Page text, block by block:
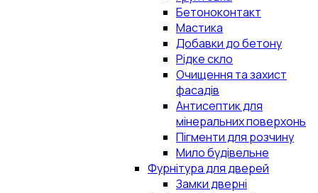
Бетоноконтакт
Мастика
Добавки до бетону
Рідке скло
Очищення та захист
фасадів
Антисептик для
мінеральних поверхонь
Пігменти для розчину
Мило будівельне
Фурнітура для дверей
Замки дверні